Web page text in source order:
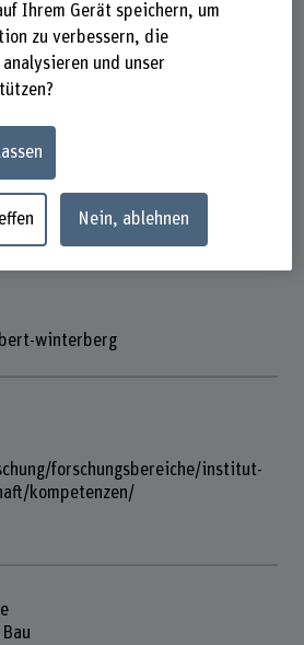
winterberg
forschungsbereiche/institut-
kompetenzen/
Ihrem Gerät speichern, um
zu verbessern, die
und unser
Nein, ablehnen